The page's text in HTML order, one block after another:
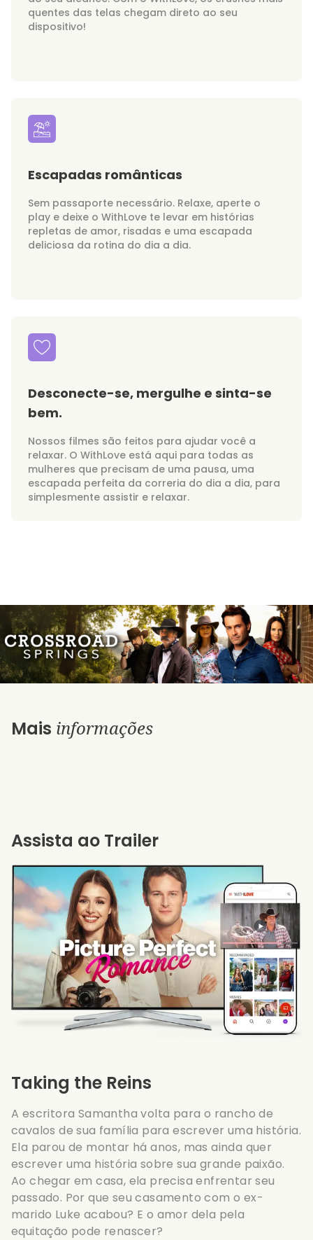
quentes das telas chegam direto ao seu
dispositivo!
Escapadas românticas
Sem passaporte necessário. Relaxe, aperte o
play e deixe o WithLove te levar em histórias
repletas de amor, risadas e uma escapada
deliciosa da rotina do dia a dia.
Desconecte-se, mergulhe e sinta-se
bem.
Nossos filmes são feitos para ajudar você a
relaxar. O WithLove está aqui para todas as
mulheres que precisam de uma pausa, uma
escapada perfeita da correria do dia a dia, para
simplesmente assistir e relaxar.
Mais informações
Taking the Reins
A escritora Samantha volta para o rancho de
cavalos de sua família para escrever uma história.
Ela parou de montar há anos, mas ainda quer
escrever uma história sobre sua grande paixão.
Ao chegar em casa, ela precisa enfrentar seu
passado. Por que seu casamento com o ex-
marido Luke acabou? E o amor dela pela
equitação pode renascer?
Assista ao Trailer